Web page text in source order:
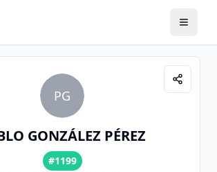
PG
GONZÁLEZ PÉREZ
#1199